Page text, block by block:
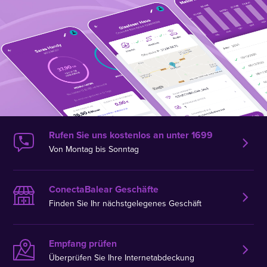
Rufen Sie uns kostenlos an unter 1699
Von Montag bis Sonntag
ConectaBalear Geschäfte
Finden Sie Ihr nächstgelegenes Geschäft
Empfang prüfen
Überprüfen Sie Ihre Internetabdeckung